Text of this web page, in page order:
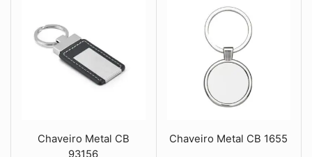
Chaveiro Metal CB
93156
Chaveiro Metal CB 1655